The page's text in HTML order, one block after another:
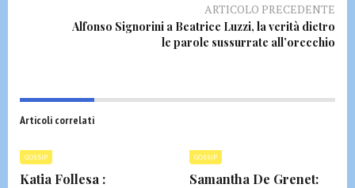
ARTICOLO PRECEDENTE
Alfonso Signorini a Beatrice Luzzi, la verità dietro
le parole sussurrate all’orecchio
Articoli correlati
GOSSIP
Katia Follesa :
GOSSIP
Samantha De Grenet: